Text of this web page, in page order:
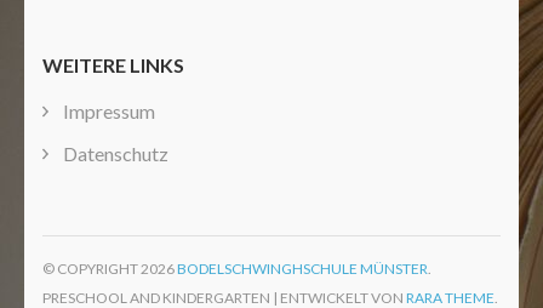
WEITERE LINKS
Impressum
Datenschutz
© COPYRIGHT 2026BODELSCHWINGHSCHULE MÜNSTER
PRESCHOOL AND KINDERGARTEN | ENTWICKELT VON RARA THEME